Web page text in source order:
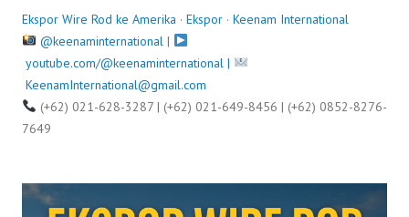
Ekspor Wire Rod ke Amerika · Ekspor · Keenam International
@keenaminternational|
youtube.com/@keenaminternational |
KeenamInternational@gmail.com
(+62) 021-628-3287 | (+62) 021-649-8456 | (+62) 0852-8276-
7649